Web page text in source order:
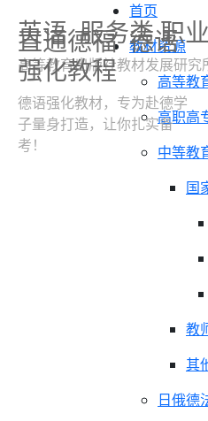
首页
教材资源
高等教
高职高
中等教
国
教
其
日俄德
英语服务类 职
高等教育出版社教材发展研究
直通德福德语
强化教程
德语强化教材，专为赴德学
子量身打造，让你扎实备
考！